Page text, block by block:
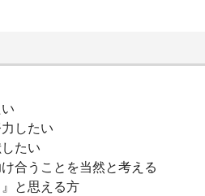
したい
たい
合うことを当然と考える
と思える方